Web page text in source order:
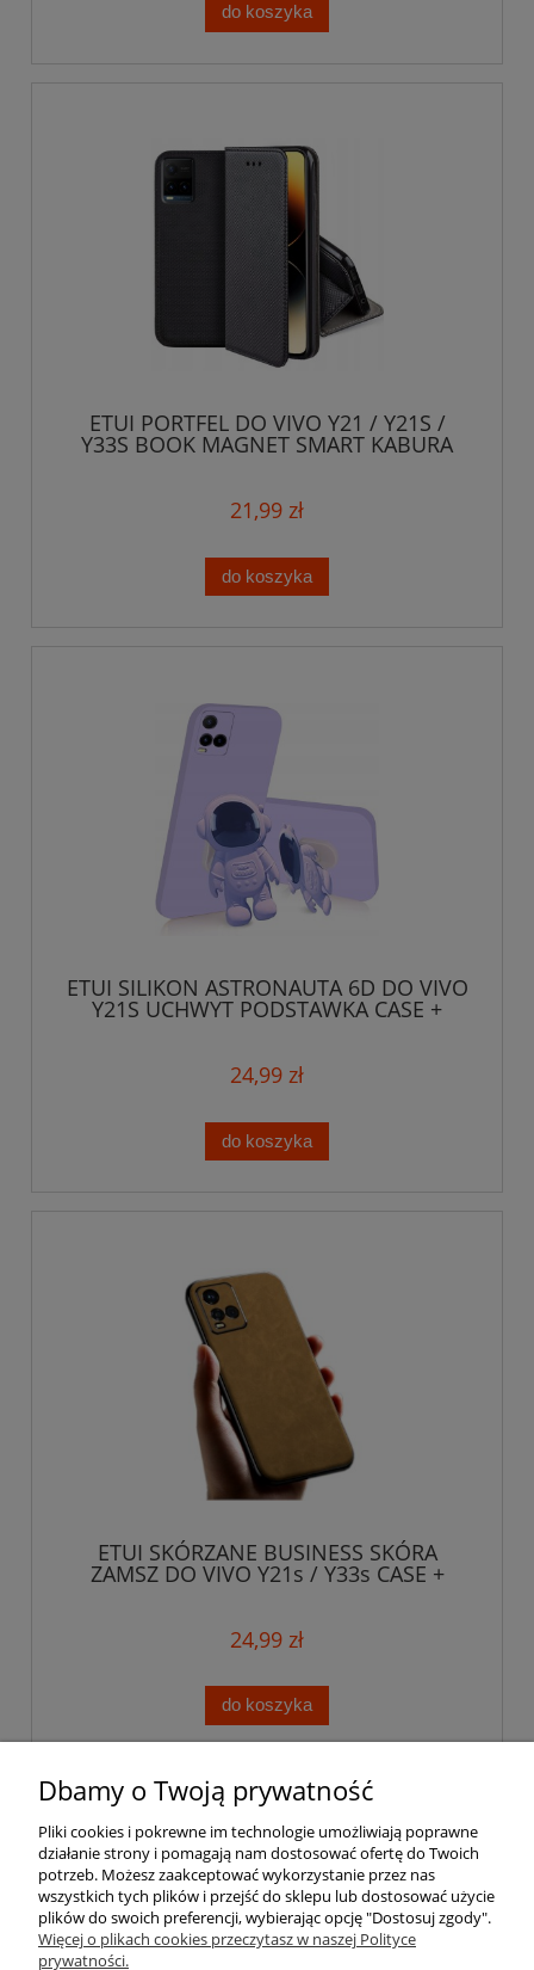
do koszyka
ETUI PORTFEL DO VIVO Y21 / Y21S /
Y33S BOOK MAGNET SMART KABURA
21,99 zł
do koszyka
ETUI SILIKON ASTRONAUTA 6D DO VIVO
Y21S UCHWYT PODSTAWKA CASE +
24,99 zł
do koszyka
ETUI SKÓRZANE BUSINESS SKÓRA
ZAMSZ DO VIVO Y21s / Y33s CASE +
24,99 zł
do koszyka
Pomoc
Moje konto
Płatności i dostawa
Dbamy o Twoją prywatność
Pliki cookies i pokrewne im technologie umożliwiają poprawne
działanie strony i pomagają nam dostosować ofertę do Twoich
potrzeb. Możesz zaakceptować wykorzystanie przez nas
wszystkich tych plików i przejść do sklepu lub dostosować użycie
plików do swoich preferencji, wybierając opcję "Dostosuj zgody".
Więcej o plikach cookies przeczytasz w naszej Polityce
prywatności.